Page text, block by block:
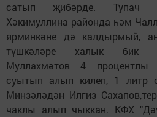
сатып җибәрде. Тупач
Хәкимуллина районда һәм
ярминкәне дә калдырмый,
түшкәләре халык бик
Муллахмәтов 4 процентлы
суытып алып килеп, 1 литр
Минзәләдән Илгиз
чаклы алып чыккан. КФХ